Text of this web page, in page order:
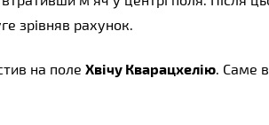
зрівняв рахунок.
на поле Хвічу Кварацхелію. Саме